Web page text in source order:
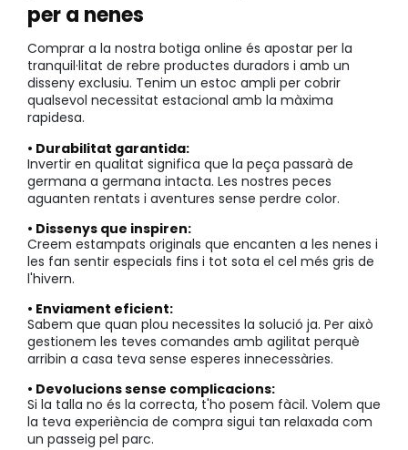
per a nenes
Comprar a la nostra botiga online és apostar per la
tranquil·litat de rebre productes duradors i amb un
disseny exclusiu. Tenim un estoc ampli per cobrir
qualsevol necessitat estacional amb la màxima
rapidesa.
• Durabilitat garantida:
Invertir en qualitat significa que la peça passarà de
germana a germana intacta. Les nostres peces
aguanten rentats i aventures sense perdre color.
• Dissenys que inspiren:
Creem estampats originals que encanten a les nenes i
les fan sentir especials fins i tot sota el cel més gris de
l'hivern.
• Enviament eficient:
Sabem que quan plou necessites la solució ja. Per això
gestionem les teves comandes amb agilitat perquè
arribin a casa teva sense esperes innecessàries.
• Devolucions sense complicacions:
Si la talla no és la correcta, t'ho posem fàcil. Volem que
la teva experiència de compra sigui tan relaxada com
un passeig pel parc.